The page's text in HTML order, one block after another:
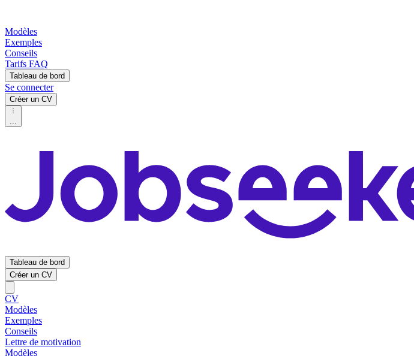
Modèles
Exemples
Conseils
Tarifs FAQ
Tableau de bord
Se connecter
Créer un CV
...
Tableau de bord
Créer un CV
CV
Modèles
Exemples
Conseils
Lettre de motivation
Modèles